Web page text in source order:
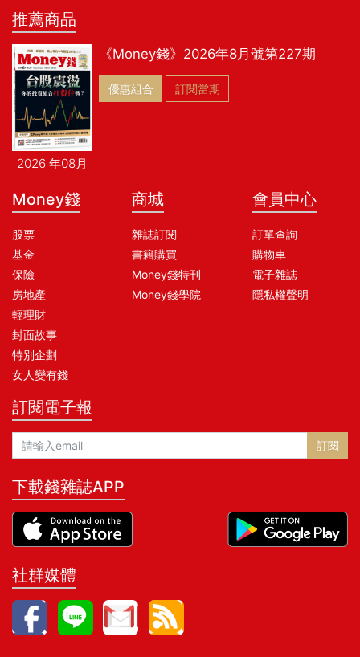
推薦商品
2026 年08月
《Money錢》2026年8月號第227期
優惠組合 訂閱當期
Money錢
股票
基金
保險
房地產
輕理財
封面故事
特別企劃
女人變有錢
商城
雜誌訂閱
書籍購買
Money錢特刊
Money錢學院
會員中心
訂單查詢
購物車
電子雜誌
隱私權聲明
訂閱電子報
訂閱
下載錢雜誌APP
社群媒體